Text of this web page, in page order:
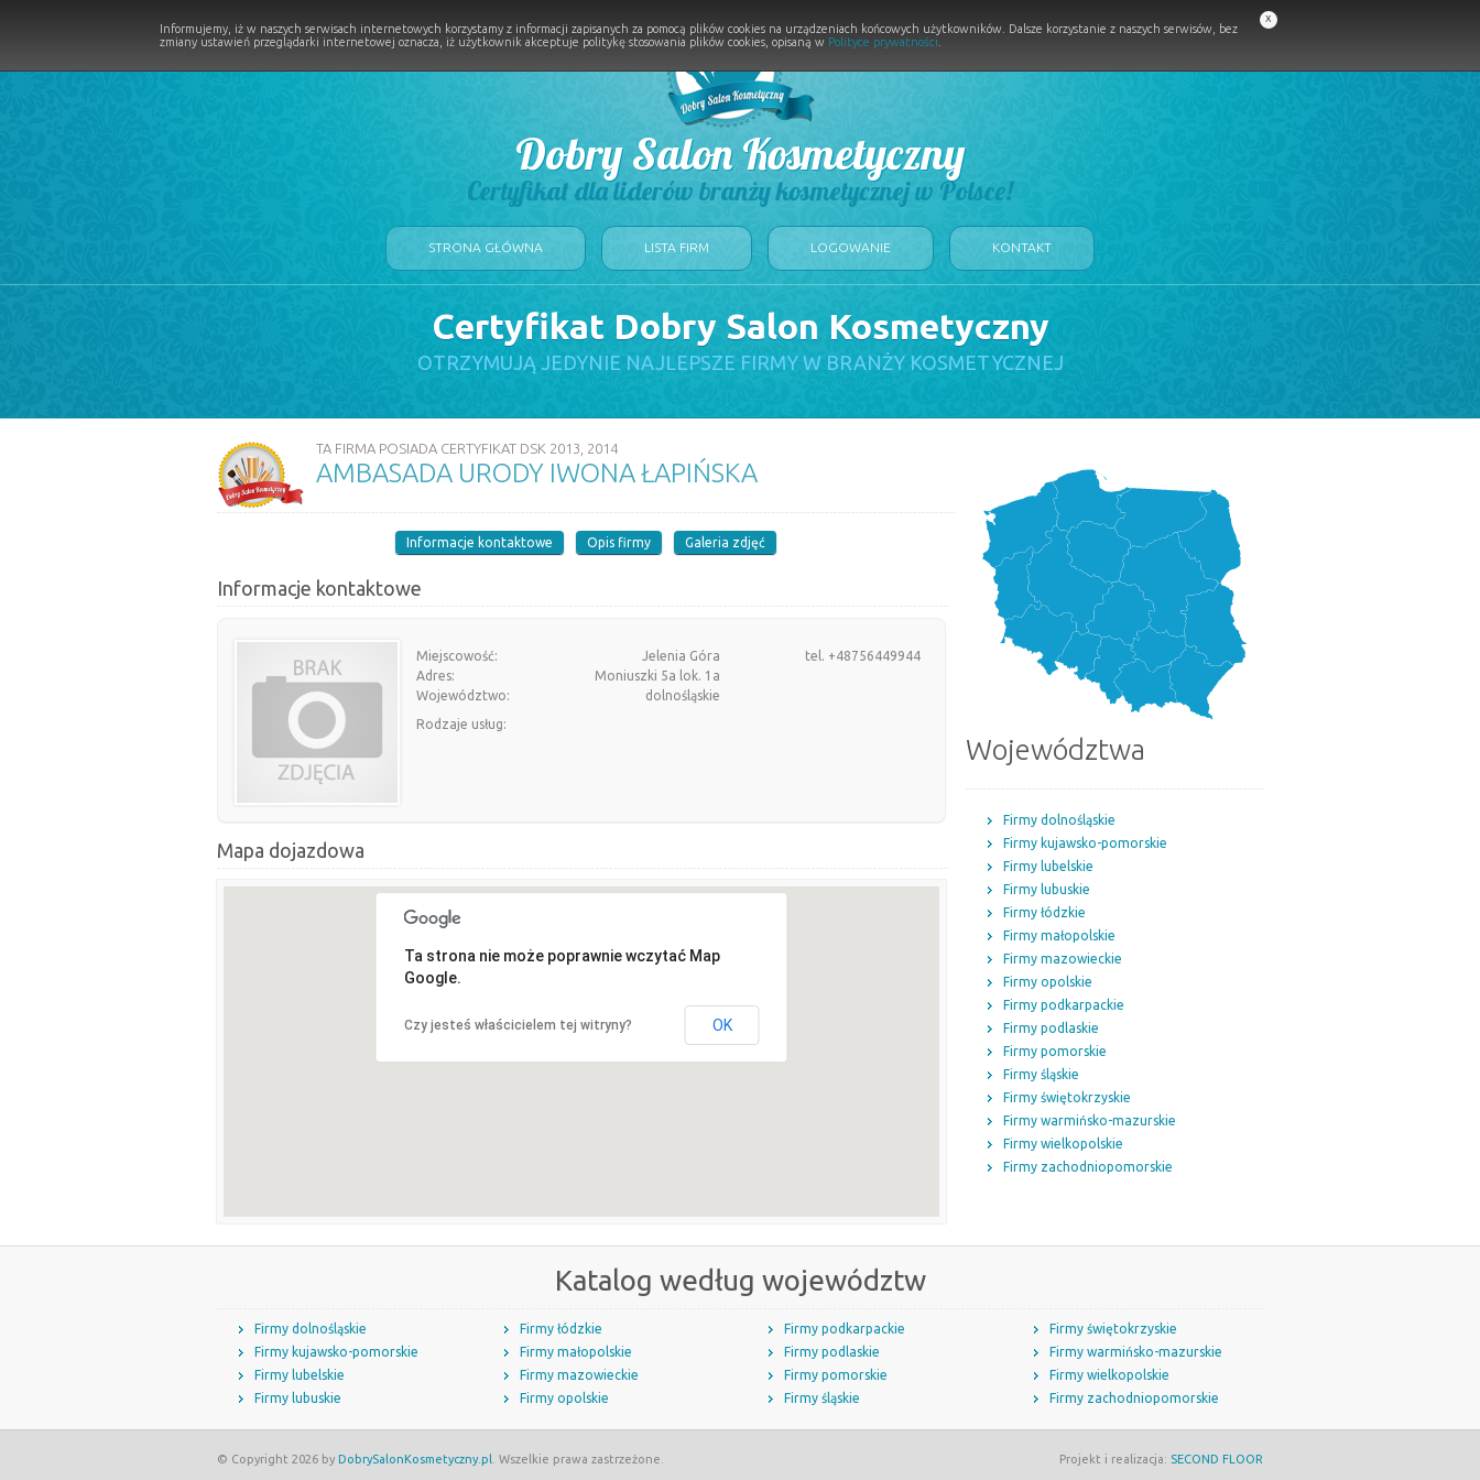
Dobry Salon Kosmetyczny
Certyfikat dla liderów branży kosmetycznej w Polsce!
STRONA GŁÓWNA LISTA FIRM LOGOWANIE KONTAKT
Certyfikat Dobry Salon Kosmetyczny
OTRZYMUJĄ JEDYNIE NAJLEPSZE FIRMY W BRANŻY KOSMETYCZNEJ
TA FIRMA POSIADA CERTYFIKAT DSK 2013, 2014
AMBASADA URODY IWONA ŁAPIŃSKA
Informacje kontaktowe Opis firmy Galeria zdjęć
Informacje kontaktowe
Miejscowość:
Jelenia Góra
Adres:
Moniuszki 5a lok. 1a
Województwo:
dolnośląskie
tel. +48756449944
Rodzaje usług:
Mapa dojazdowa
Ta strona nie może poprawnie wczytać Map
Google.
Czy jesteś właścicielem tej witryny? OK
Województwa
Firmy dolnośląskie
Firmy kujawsko-pomorskie
Firmy lubelskie
Firmy lubuskie
Firmy łódzkie
Firmy małopolskie
Firmy mazowieckie
Firmy opolskie
Firmy podkarpackie
Firmy podlaskie
Firmy pomorskie
Firmy śląskie
Firmy świętokrzyskie
Firmy warmińsko-mazurskie
Firmy wielkopolskie
Firmy zachodniopomorskie
Katalog według województw
Firmy dolnośląskie
Firmy kujawsko-pomorskie
Firmy lubelskie
Firmy lubuskie
Firmy łódzkie
Firmy małopolskie
Firmy mazowieckie
Firmy opolskie
Firmy podkarpackie
Firmy podlaskie
Firmy pomorskie
Firmy śląskie
Firmy świętokrzyskie
Firmy warmińsko-mazurskie
Firmy wielkopolskie
Firmy zachodniopomorskie
© Copyright 2026 by DobrySalonKosmetyczny.pl . Wszelkie prawa zastrzeżone. Projekt i realizacja: SECOND FLOOR
Informujemy, iż w naszych serwisach internetowych korzystamy z informacji zapisanych za pomocą plików cookies na urządzeniach końcowych użytkowników. Dalsze korzystanie z naszych serwisów, bez
zmiany ustawień przeglądarki internetowej oznacza, iż użytkownik akceptuje politykę stosowania plików cookies, opisaną w Polityce prywatności
x